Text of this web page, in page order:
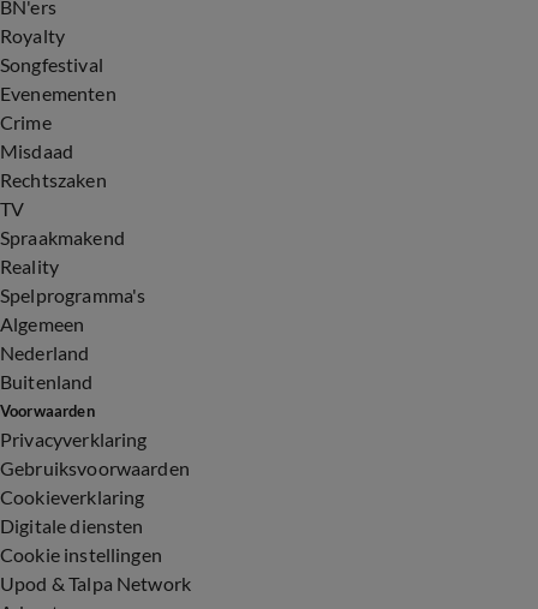
BN'ers
Royalty
Songfestival
Evenementen
Crime
Misdaad
Rechtszaken
TV
Spraakmakend
Reality
Spelprogramma's
Algemeen
Nederland
Buitenland
Voorwaarden
Privacyverklaring
Gebruiksvoorwaarden
Cookieverklaring
Digitale diensten
Cookie instellingen
Upod & Talpa Network